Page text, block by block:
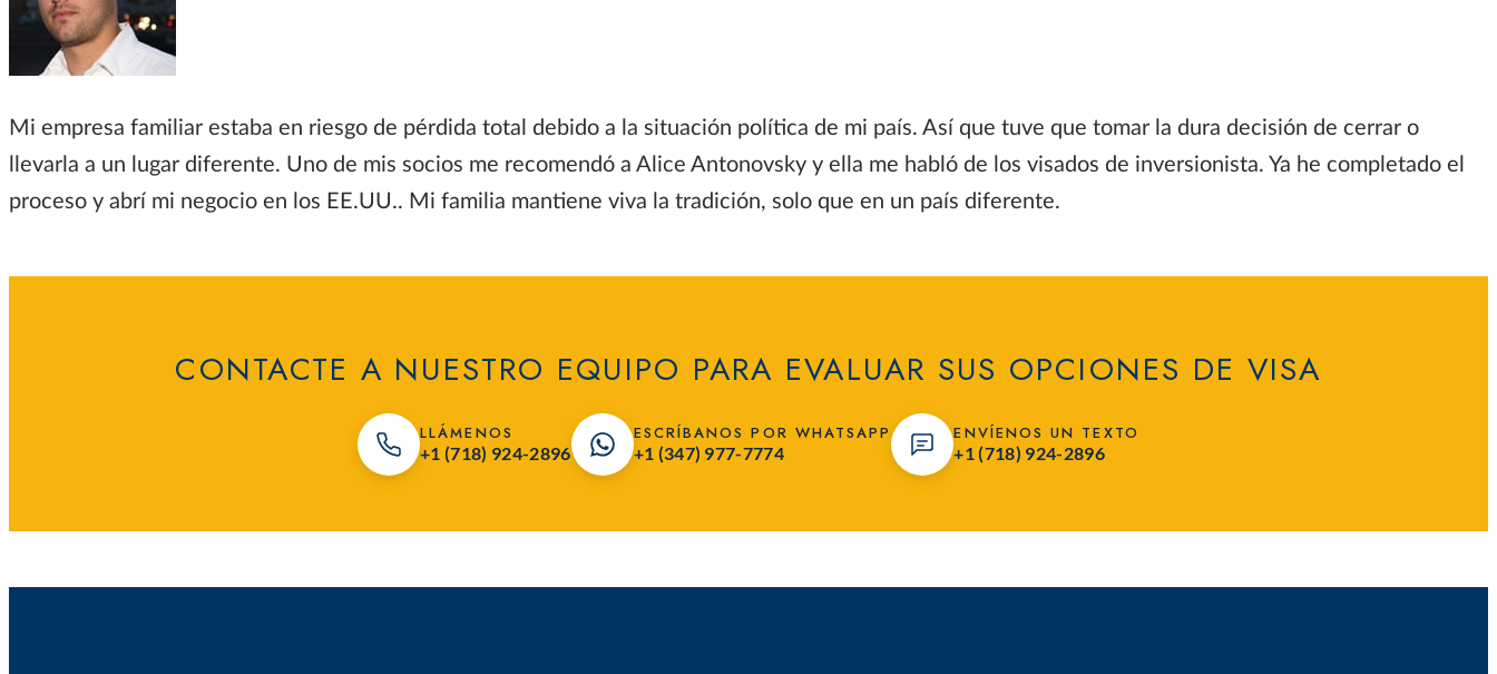
Mi empresa familiar estaba en riesgo de pérdida total debido a la situación política de mi país. Así que tuve que tomar la dura decisión de cerrar o
llevarla a un lugar diferente. Uno de mis socios me recomendó a Alice Antonovsky y ella me habló de los visados de inversionista. Ya he completado el
proceso y abrí mi negocio en los EE.UU.. Mi familia mantiene viva la tradición, solo que en un país diferente.
CONTACTE A NUESTRO EQUIPO PARA EVALUAR SUS OPCIONES DE VISA
LLÁMENOS
+1 (718) 924-2896
ESCRÍBANOS POR WHATSAPP
+1 (347) 977-7774
ENVÍENOS UN TEXTO
+1 (718) 924-2896